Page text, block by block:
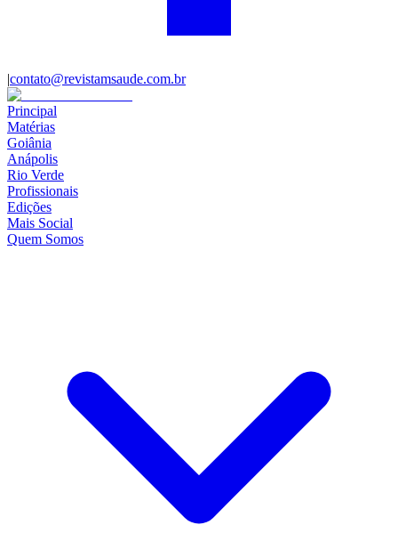
|contato@revistamsaude.com.br
Principal
Matérias
Goiânia
Anápolis
Rio Verde
Profissionais
Edições
Mais Social
Quem Somos